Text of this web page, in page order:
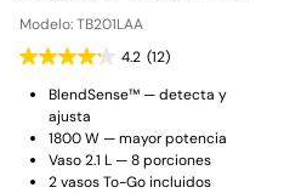
Modelo: TB201LAA
4.2 (12)
BlendSense™ — detecta y
ajusta
1800 W — mayor potencia
Vaso 2.1 L — 8 porciones
2 vasos To-Go incluidos